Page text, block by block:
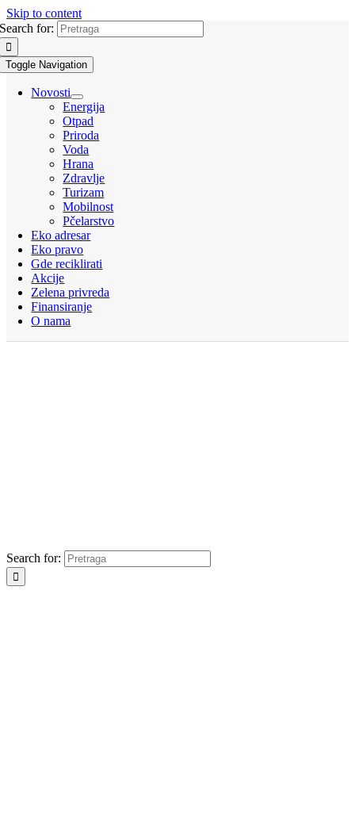
Skip to content
Search for:
Toggle Navigation
Novosti
Energija
Otpad
Priroda
Voda
Hrana
Zdravlje
Turizam
Mobilnost
Pčelarstvo
Eko adresar
Eko pravo
Gde reciklirati
Akcije
Zelena privreda
Finansiranje
O nama
Search for: